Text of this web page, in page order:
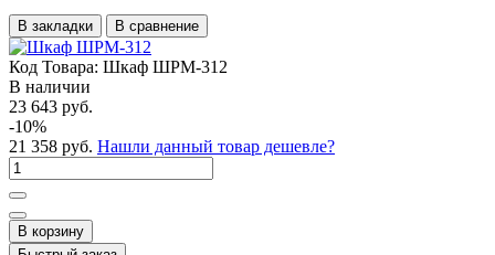
В закладки В сравнение
Код Товара: Шкаф ШРМ-312
В наличии
23 643 руб.
-10%
21 358 руб. Нашли данный товар дешевле?
В корзину